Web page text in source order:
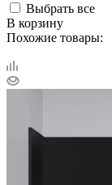
Выбрать все
В корзину
Похожие товары: